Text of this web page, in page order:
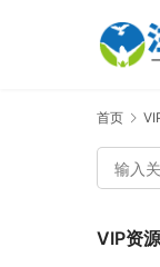
首页
VIP资